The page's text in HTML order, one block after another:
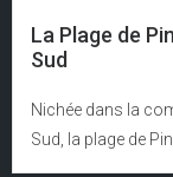
La Plage de
Sud
Nichée dans la
Sud, la plage de